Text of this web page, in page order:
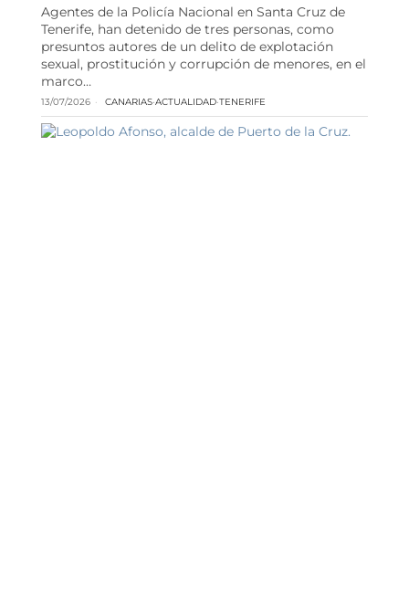
Agentes de la Policía Nacional en Santa Cruz de
Tenerife, han detenido de tres personas, como
presuntos autores de un delito de explotación
sexual, prostitución y corrupción de menores, en el
marco…
13/07/2026 CANARIAS·ACTUALIDAD·TENERIFE